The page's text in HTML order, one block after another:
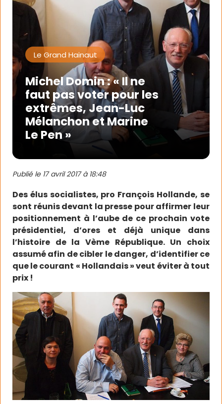
Le Grand Hainaut
Michel Domin : « Il ne
faut pas voter pour les
extrêmes, Jean-Luc
Mélanchon et Marine
Le Pen »
Publié le 17 avril 2017 à 18:48
Des élus socialistes, pro François Hollande, se
sont réunis devant la presse pour affirmer leur
positionnement à l’aube de ce prochain vote
présidentiel, d’ores et déjà unique dans
l’histoire de la Vème République. Un choix
assumé afin de cibler le danger, d’identifier ce
que le courant « Hollandais » veut éviter à tout
prix !